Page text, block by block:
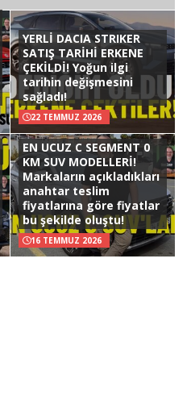
YERLİ DACIA STRIKER
SATIŞ TARİHİ ERKENE
ÇEKİLDİ! Yoğun ilgi
tarihin değişmesini
sağladı!
22 TEMMUZ 2026
EN UCUZ C SEGMENT 0
KM SUV MODELLERİ!
Markaların açıkladıkları
anahtar teslim
fiyatlarına göre fiyatlar
bu şekilde oluştu!
16 TEMMUZ 2026